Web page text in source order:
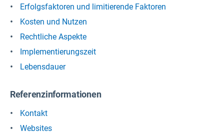
Erfolgsfaktoren und limitierende Faktoren
Kosten und Nutzen
Rechtliche Aspekte
Implementierungszeit
Lebensdauer
Referenzinformationen
Kontakt
Websites